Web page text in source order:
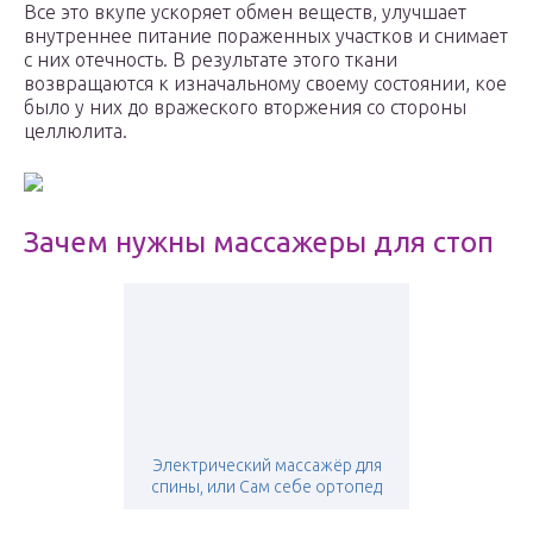
Все это вкупе ускоряет обмен веществ, улучшает
внутреннее питание пораженных участков и снимает
с них отечность. В результате этого ткани
возвращаются к изначальному своему состоянии, кое
было у них до вражеского вторжения со стороны
целлюлита.
Зачем нужны массажеры для стоп
Электрический массажёр для
спины, или Сам себе ортопед